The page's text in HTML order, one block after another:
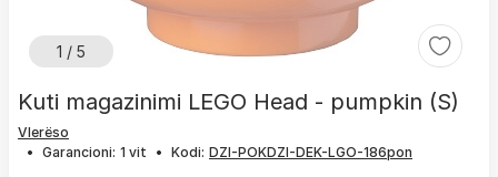
1 / 5
Kuti magazinimi LEGO Head - pumpkin (S)
Vlerëso
• Garancioni: 1 vit • Kodi: